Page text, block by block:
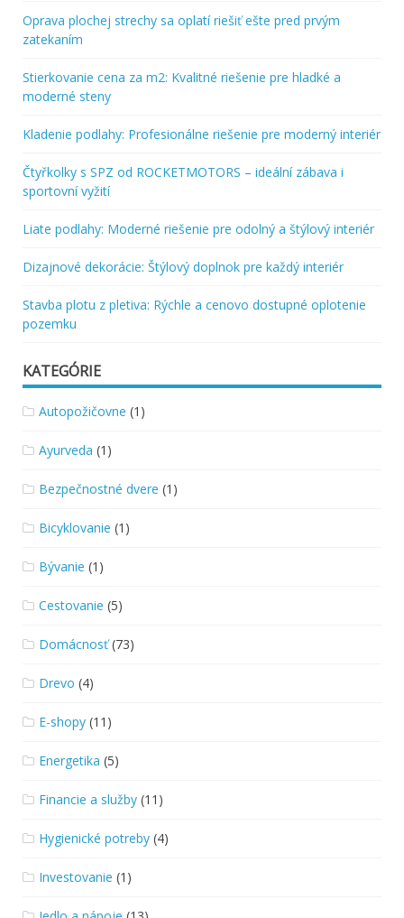
Oprava plochej strechy sa oplatí riešiť ešte pred prvým
zatekaním
Stierkovanie cena za m2: Kvalitné riešenie pre hladké a
moderné steny
Kladenie podlahy: Profesionálne riešenie pre moderný interiér
Čtyřkolky s SPZ od ROCKETMOTORS – ideální zábava i
sportovní vyžití
Liate podlahy: Moderné riešenie pre odolný a štýlový interiér
Dizajnové dekorácie: Štýlový doplnok pre každý interiér
Stavba plotu z pletiva: Rýchle a cenovo dostupné oplotenie
pozemku
KATEGÓRIE
Autopožičovne (1)
Ayurveda (1)
Bezpečnostné dvere (1)
Bicyklovanie (1)
Bývanie (1)
Cestovanie (5)
Domácnosť(73)
Drevo (4)
E-shopy (11)
Energetika (5)
Financie a služby (11)
Hygienické potreby (4)
Investovanie (1)